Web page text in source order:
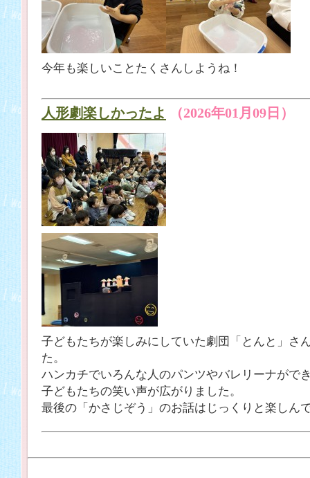
今年も楽しいことたくさんしようね！
人形劇楽しかったよ （2026年01月09日）
子どもたちが楽しみにしていた劇団「とんと」さ
た。
ハンカチでいろんな人のパンツやバレリーナがで
子どもたちの笑い声が広がりました。
最後の「かさじぞう」のお話はじっくりと楽しん